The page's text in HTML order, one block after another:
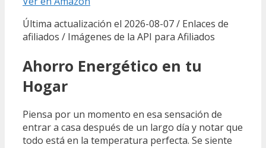
Última actualización el 2026-08-07 / Enlaces de
afiliados / Imágenes de la API para Afiliados
Ahorro Energético en tu
Hogar
Piensa por un momento en esa sensación de
entrar a casa después de un largo día y notar que
todo está en la temperatura perfecta. Se siente